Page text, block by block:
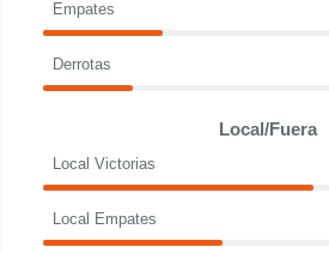
Empates
Derrotas
Local/Fuera
Local Victorias
Local Empates